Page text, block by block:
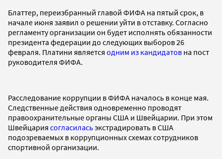
Блаттер, переизбранный главой ФИФА на пятый срок, в
начале июня заявил о решении уйти в отставку. Согласно
регламенту организации он будет исполнять обязанности
президента федерации до следующих выборов 26
февраля. Платини является одним из кандидатов на пост
руководителя ФИФА.
Расследование коррупции в ФИФА началось в конце мая.
Следственные действия одновременно проводят
правоохранительные органы США и Швейцарии. При этом
Швейцария согласиласьэкстрадировать в США
подозреваемых в коррупционных схемах сотрудников
спортивной организации.